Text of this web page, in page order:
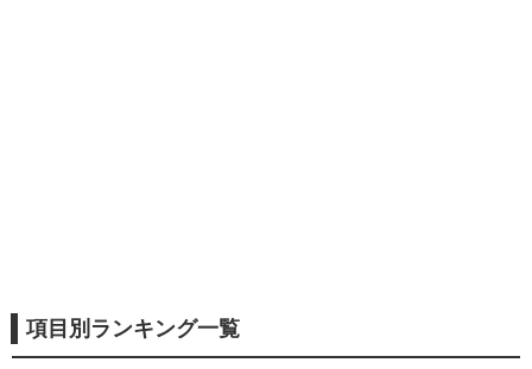
項目別ランキング一覧